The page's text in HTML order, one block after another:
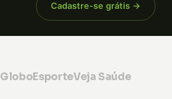
Cadastre-se grátis →
GloboEsporteVeja Saúde